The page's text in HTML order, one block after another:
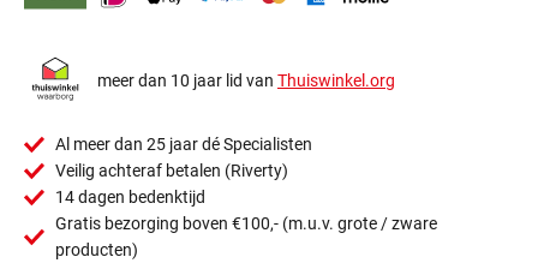
meer dan 10 jaar lid van Thuiswinkel.org
Al meer dan 25 jaar dé Specialisten
Veilig achteraf betalen (Riverty)
14 dagen bedenktijd
Gratis bezorging boven €100,- (m.u.v. grote / zware
producten)